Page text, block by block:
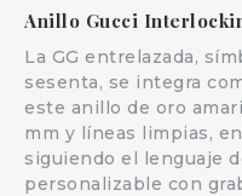
Anillo Gucci
La GG entrelazada,
sesenta, se integra
este anillo de oro
mm y líneas limpias,
siguiendo el lenguaje
personalizable con